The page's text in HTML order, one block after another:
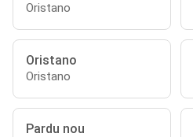
Oristano
Oristano
Oristano
Pardu nou